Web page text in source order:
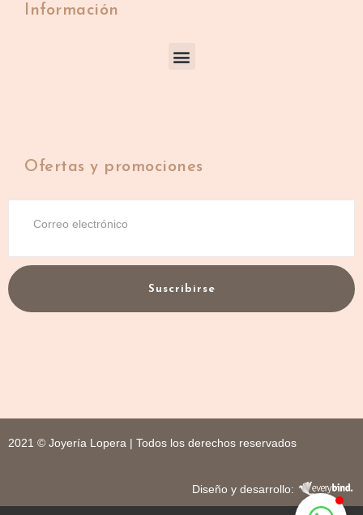
Información
Ofertas y promociones
Suscribirse
2021 © Joyería Lopera | Todos los derechos reservados
Diseño y desarrollo: